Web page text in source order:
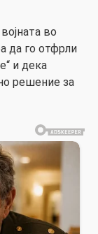
во
да го отфрли
и дека
решение за